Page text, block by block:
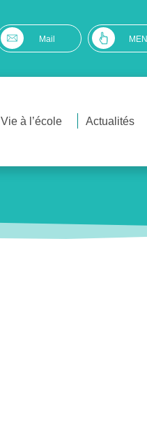
Mail MEN
Vie à l’école Actualités